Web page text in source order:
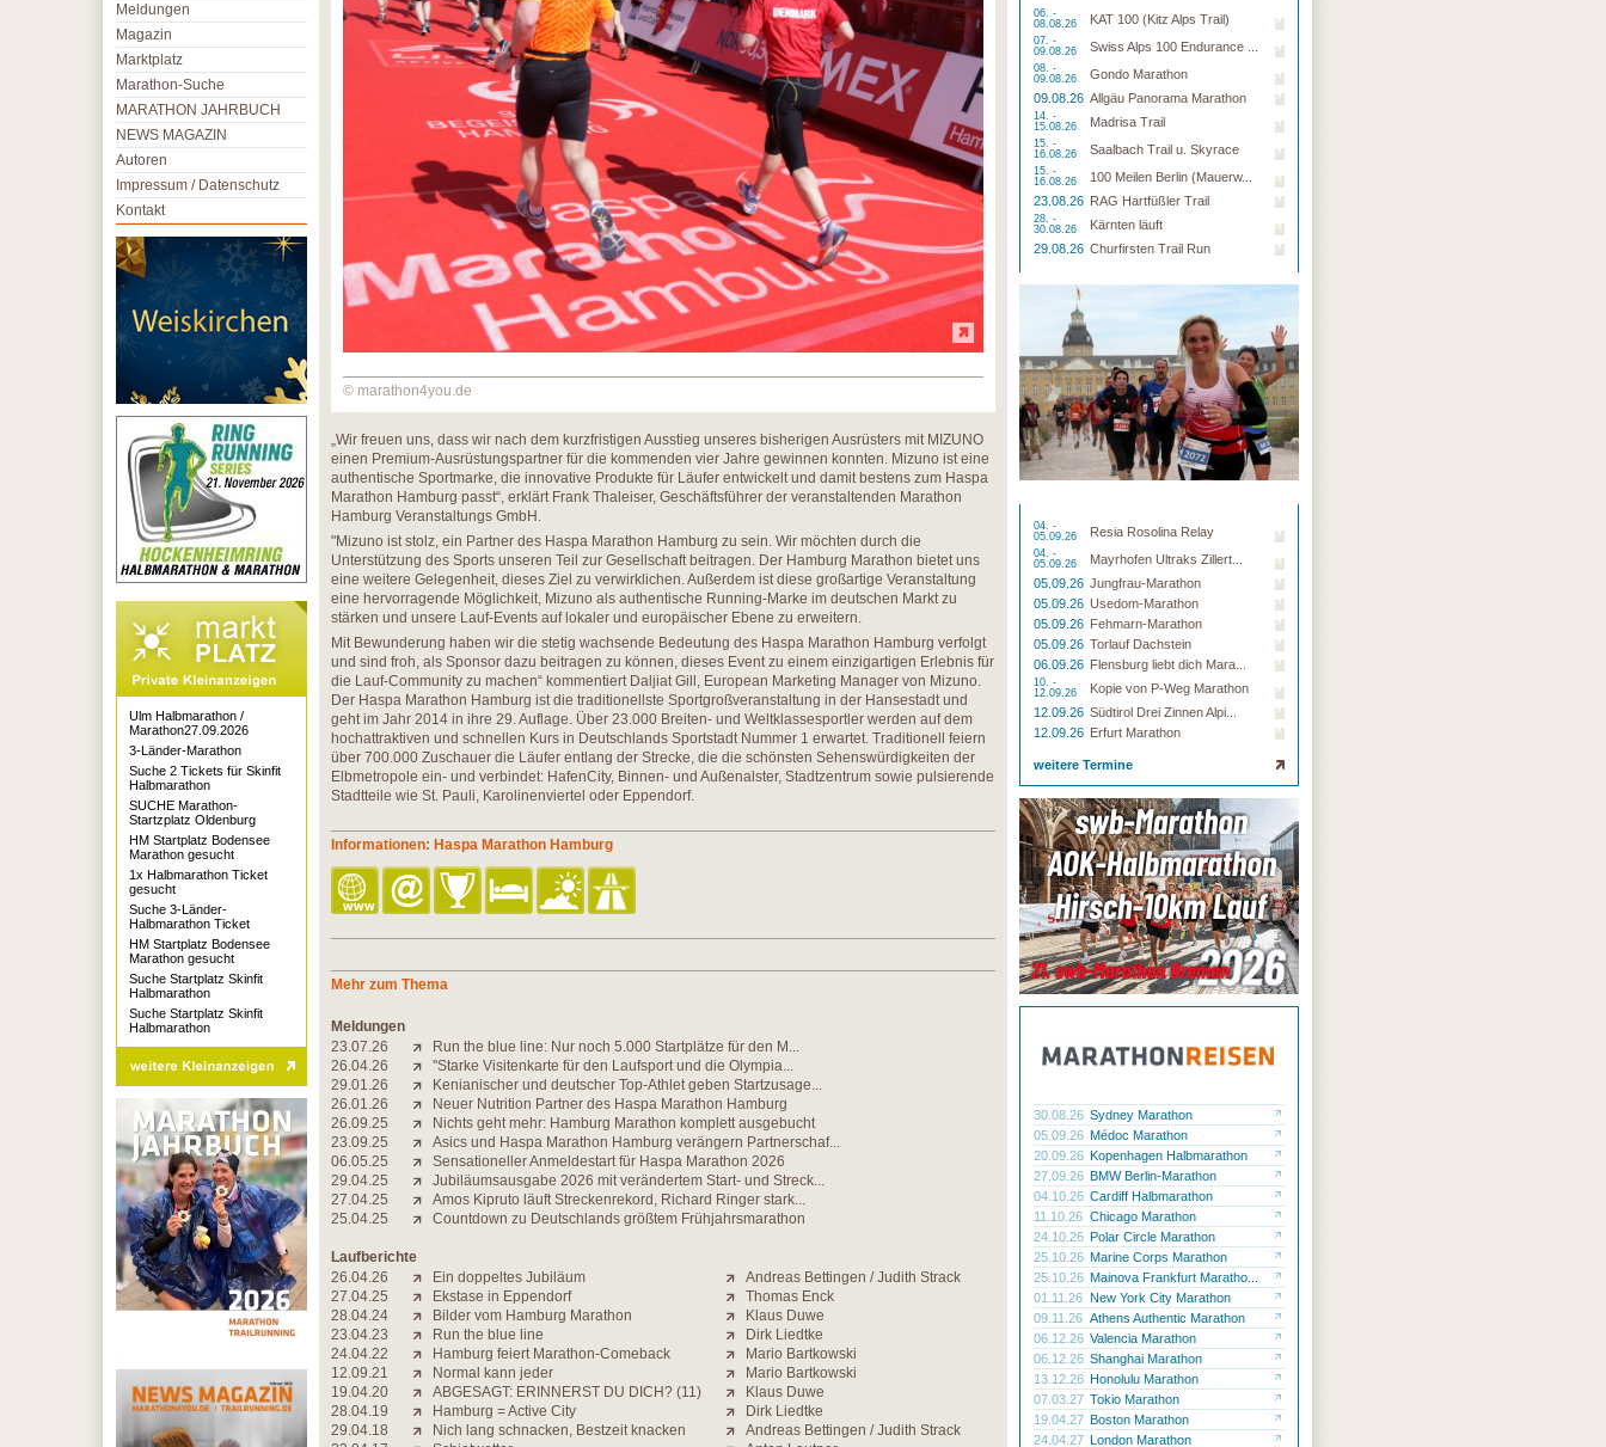
© marathon4you.de
„Wir freuen uns, dass wir nach dem kurzfristigen Ausstieg unseres bisherigen Ausrüsters mit MIZUNO
einen Premium-Ausrüstungspartner für die kommenden vier Jahre gewinnen konnten. Mizuno ist eine
authentische Sportmarke, die innovative Produkte für Läufer entwickelt und damit bestens zum Haspa
Marathon Hamburg passt“, erklärt Frank Thaleiser, Geschäftsführer der veranstaltenden Marathon
Hamburg Veranstaltungs GmbH.
"Mizuno ist stolz, ein Partner des Haspa Marathon Hamburg zu sein. Wir möchten durch die
Unterstützung des Sports unseren Teil zur Gesellschaft beitragen. Der Hamburg Marathon bietet uns
eine weitere Gelegenheit, dieses Ziel zu verwirklichen. Außerdem ist diese großartige Veranstaltung
eine hervorragende Möglichkeit, Mizuno als authentische Running-Marke im deutschen Markt zu
stärken und unsere Lauf-Events auf lokaler und europäischer Ebene zu erweitern.
Mit Bewunderung haben wir die stetig wachsende Bedeutung des Haspa Marathon Hamburg verfolgt
und sind froh, als Sponsor dazu beitragen zu können, dieses Event zu einem einzigartigen Erlebnis für
die Lauf-Community zu machen“ kommentiert Daljiat Gill, European Marketing Manager von Mizuno.
Der Haspa Marathon Hamburg ist die traditionellste Sportgroßveranstaltung in der Hansestadt und
geht im Jahr 2014 in ihre 29. Auflage. Über 23.000 Breiten- und Weltklassesportler werden auf dem
hochattraktiven und schnellen Kurs in Deutschlands Sportstadt Nummer 1 erwartet. Traditionell feiern
über 700.000 Zuschauer die Läufer entlang der Strecke, die die schönsten Sehenswürdigkeiten der
Elbmetropole ein- und verbindet: HafenCity, Binnen- und Außenalster, Stadtzentrum sowie pulsierende
Stadtteile wie St. Pauli, Karolinenviertel oder Eppendorf.
Informationen: Haspa Marathon Hamburg
Mehr zum Thema
Meldungen
23.07.26
Run the blue line: Nur noch 5.000 Startplätze für den M...
26.04.26
''Starke Visitenkarte für den Laufsport und die Olympia...
29.01.26
Kenianischer und deutscher Top-Athlet geben Startzusage...
26.01.26
Neuer Nutrition Partner des Haspa Marathon Hamburg
26.09.25
Nichts geht mehr: Hamburg Marathon komplett ausgebucht
23.09.25
Asics und Haspa Marathon Hamburg verängern Partnerschaf...
06.05.25
Sensationeller Anmeldestart für Haspa Marathon 2026
29.04.25
Jubiläumsausgabe 2026 mit verändertem Start- und Streck...
27.04.25
Amos Kipruto läuft Streckenrekord, Richard Ringer stark...
25.04.25
Countdown zu Deutschlands größtem Frühjahrsmarathon
Laufberichte
26.04.26
Ein doppeltes Jubiläum
Andreas Bettingen / Judith Strack
27.04.25
Ekstase in Eppendorf
Thomas Enck
28.04.24
Bilder vom Hamburg Marathon
Klaus Duwe
23.04.23
Run the blue line
Dirk Liedtke
24.04.22
Hamburg feiert Marathon-Comeback
Mario Bartkowski
12.09.21
Normal kann jeder
Mario Bartkowski
19.04.20
ABGESAGT: ERINNERST DU DICH? (11)
Klaus Duwe
28.04.19
Hamburg = Active City
Dirk Liedtke
29.04.18
Nich lang schnacken, Bestzeit knacken
Andreas Bettingen / Judith Strack
06. -
08.08.26
KAT 100 (Kitz Alps Trail)
07. -
09.08.26
Swiss Alps 100 Endurance ...
08. -
09.08.26
Gondo Marathon
09.08.26 Allgäu Panorama Marathon
14. -
15.08.26
Madrisa Trail
15. -
16.08.26
Saalbach Trail u. Skyrace
15. -
16.08.26
100 Meilen Berlin (Mauerw...
23.08.26 RAG Hartfüßler Trail
28. -
30.08.26
Kärnten läuft
29.08.26 Churfirsten Trail Run
04. -
05.09.26
Resia Rosolina Relay
04. -
05.09.26
Mayrhofen Ultraks Zillert...
05.09.26 Jungfrau-Marathon
05.09.26 Usedom-Marathon
05.09.26 Fehmarn-Marathon
05.09.26 Torlauf Dachstein
06.09.26 Flensburg liebt dich Mara...
10. -
12.09.26
Kopie von P-Weg Marathon
12.09.26 Südtirol Drei Zinnen Alpi...
12.09.26 Erfurt Marathon
weitere Termine
30.08.26 Sydney Marathon
05.09.26 Médoc Marathon
20.09.26 Kopenhagen Halbmarathon
27.09.26 BMW Berlin-Marathon
04.10.26 Cardiff Halbmarathon
11.10.26 Chicago Marathon
24.10.26 Polar Circle Marathon
25.10.26 Marine Corps Marathon
25.10.26 Mainova Frankfurt Maratho...
01.11.26 New York City Marathon
09.11.26 Athens Authentic Marathon
06.12.26 Valencia Marathon
06.12.26 Shanghai Marathon
13.12.26 Honolulu Marathon
07.03.27 Tokio Marathon
19.04.27 Boston Marathon
24.04.27 London Marathon
Meldungen
Magazin
Marktplatz
Marathon-Suche
MARATHON JAHRBUCH
NEWS MAGAZIN
Autoren
Impressum / Datenschutz
Kontakt
Ulm Halbmarathon /
Marathon27.09.2026
3-Länder-Marathon
Suche 2 Tickets für Skinfit
Halbmarathon
SUCHE Marathon-
Startzplatz Oldenburg
HM Startplatz Bodensee
Marathon gesucht
1x Halbmarathon Ticket
gesucht
Suche 3-Länder-
Halbmarathon Ticket
HM Startplatz Bodensee
Marathon gesucht
Suche Startplatz Skinfit
Halbmarathon
Suche Startplatz Skinfit
Halbmarathon